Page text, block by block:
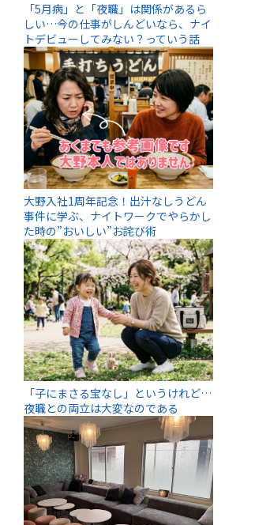
「5月病」と「夜職」は関係があるら
しい…今の仕事がしんどいなら、ナイ
トデビューしてみない？っていう話
大野入社1周年記念！出汁なしうどん
事件に学ぶ、ナイトワークでやらかし
た時の”おいしい”お詫び術
「子にまさる宝なし」というけれど…
夜職との両立は大変なのである